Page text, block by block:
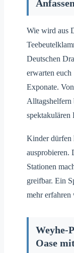
Anfassen
Wie wird aus
Deutschen
erwarten euch
Exponate.
Alltagshelfern
spektakulären
Kinder dürfen
ausprobieren.
Stationen
greifbar. Ein
mehr erfahren
Weyhe-
Oase